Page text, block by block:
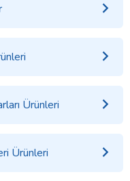
Ürünleri
Ürünleri